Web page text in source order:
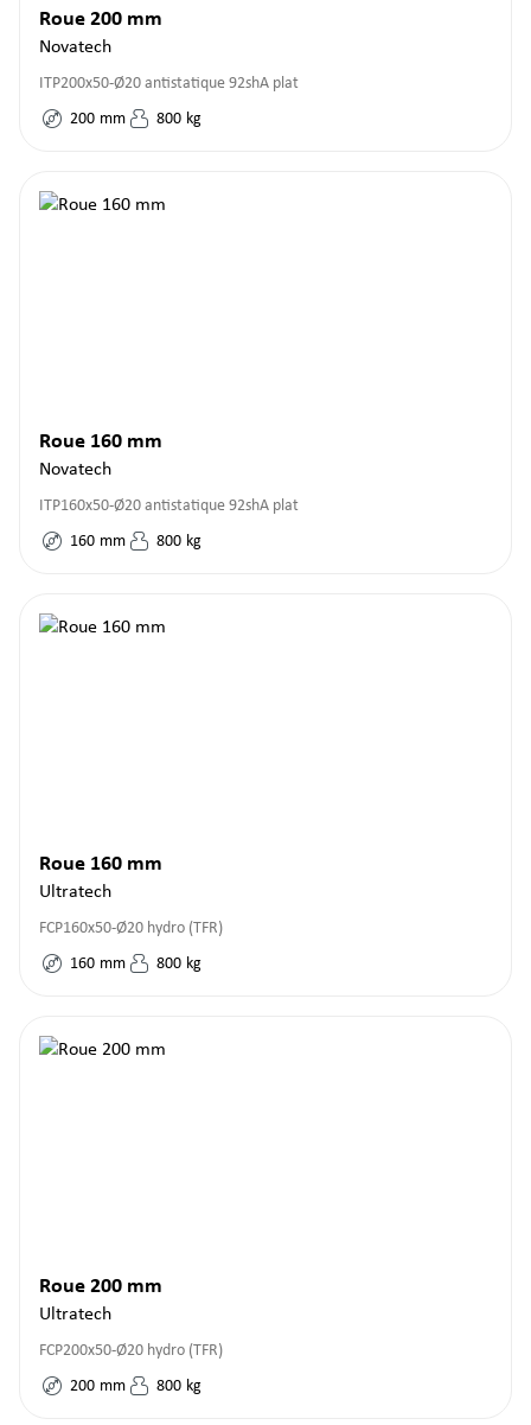
Roue 200 mm
Novatech
ITP200x50-Ø20 antistatique 92shA plat
200 mm 800 kg
Roue 160 mm
Novatech
ITP160x50-Ø20 antistatique 92shA plat
160 mm 800 kg
Roue 160 mm
Ultratech
FCP160x50-Ø20 hydro (TFR)
160 mm 800 kg
Roue 200 mm
Ultratech
FCP200x50-Ø20 hydro (TFR)
200 mm 800 kg